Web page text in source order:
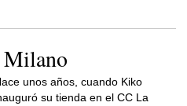
unos años, cuando Kiko
su tienda en el CC La